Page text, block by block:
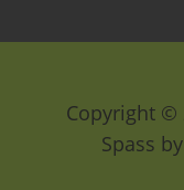
Copyright ©
Spass